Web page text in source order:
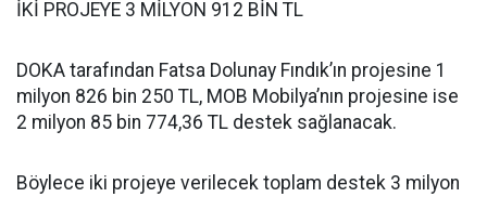
İKİ PROJEYE 3 MİLYON 912 BİN TL
DOKA tarafından Fatsa Dolunay Fındık’ın projesine 1
milyon 826 bin 250 TL, MOB Mobilya’nın projesine ise
2 milyon 85 bin 774,36 TL destek sağlanacak.
Böylece iki projeye verilecek toplam destek 3 milyon